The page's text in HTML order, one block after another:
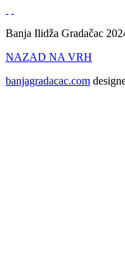
Banja Ilidža Gradačac
NAZAD NA VRH
banjagradacac.com